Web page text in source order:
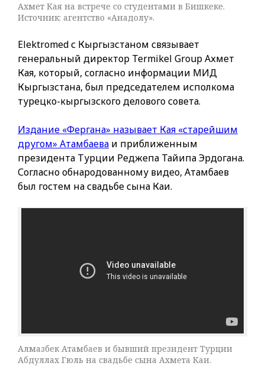
Ахмет Кая на встрече со студентами в Бишкеке.
Источник: агентство «Анадолу».
Elektromed с Кыргызстаном связывает
генеральный директор Termikel Group Ахмет
Кая, который, согласно информации МИД
Кыргызстана, был председателем исполкома
турецко-кыргызского делового совета.
Издание «Фергана» называет Кая «старейшим
другом» Атамбаева и приближенным
президента Турции Реджепа Тайипа Эрдогана.
Согласно обнародованному видео, Атамбаев
был гостем на свадьбе сына Каи.
Алмазбек Атамбаев и бывший президент Турции
Абдуллах Гюль на свадьбе сына Ахмета Каи.